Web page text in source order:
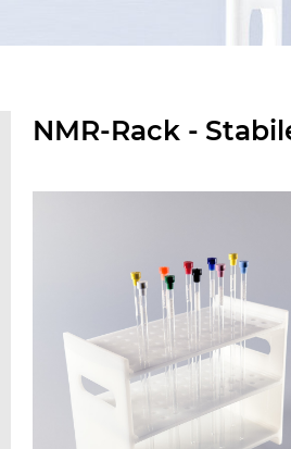
NMR-Rack -